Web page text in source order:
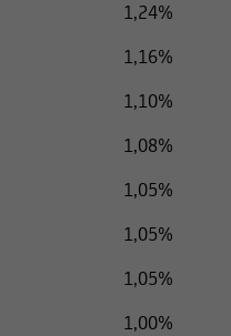
1,24%
1,16%
1,10%
1,08%
1,05%
1,05%
1,05%
1,00%